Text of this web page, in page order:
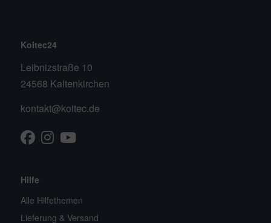
Koitec24
Leibnizstraße 10
24568 Kaltenkirchen
kontakt@koitec.de
Facebook
Instagram
Hilfe
Alle Hilfethemen
Lieferung & Versand